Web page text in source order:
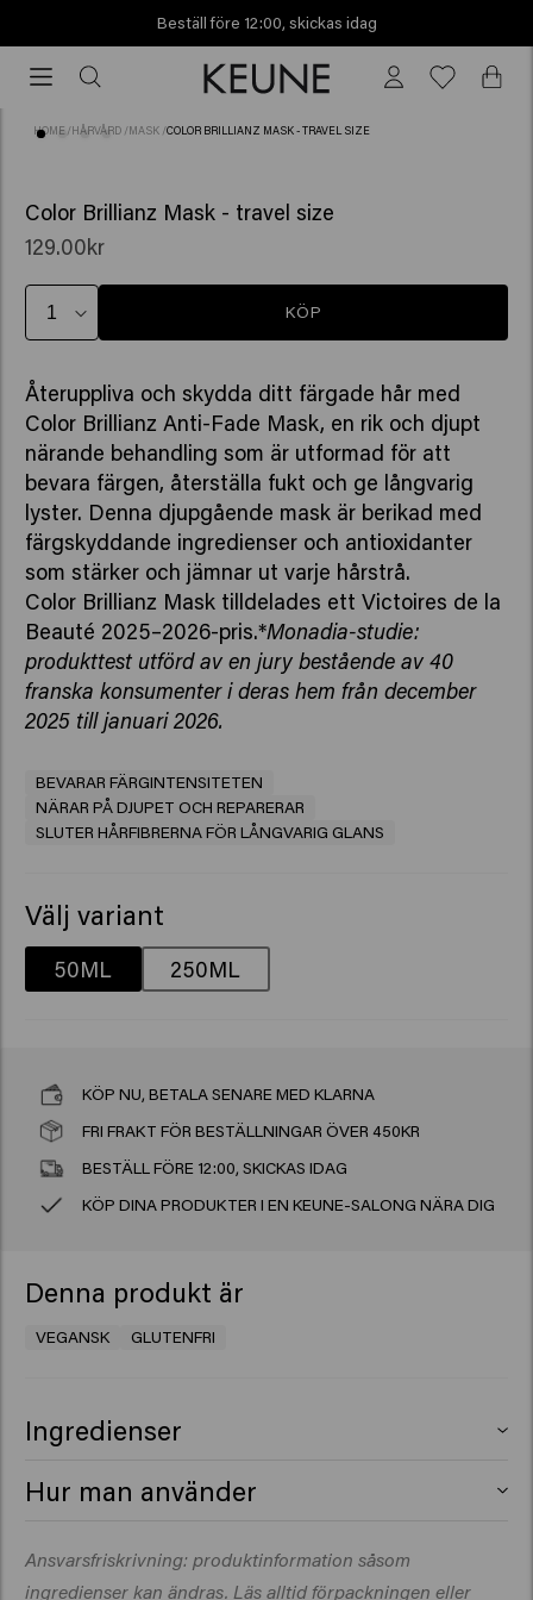
Beställ före 12:00, skickas idag
före
12:00,
HOME /HÅRVÅRD /MASK /COLOR BRILLIANZ MASK - TRAVEL SIZE
Color Brillianz Mask - travel size
129.00kr
KÖP
Återuppliva och skydda ditt färgade hår med
Color Brillianz Anti-Fade Mask, en rik och djupt
närande behandling som är utformad för att
bevara färgen, återställa fukt och ge långvarig
lyster. Denna djupgående mask är berikad med
färgskyddande ingredienser och antioxidanter
som stärker och jämnar ut varje hårstrå.
Color Brillianz Mask tilldelades ett Victoires de la
Beauté 2025–2026-pris.*Monadia-studie:
produkttest utförd av en jury bestående av 40
franska konsumenter i deras hem från december
2025 till januari 2026.
BEVARAR FÄRGINTENSITETEN
NÄRAR PÅ DJUPET OCH REPARERAR
SLUTER HÅRFIBRERNA FÖR LÅNGVARIG GLANS
Välj variant
50ML 250ML
KÖP NU, BETALA SENARE MED KLARNA
FRI FRAKT FÖR BESTÄLLNINGAR ÖVER 450KR
BESTÄLL FÖRE 12:00, SKICKAS IDAG
KÖP DINA PRODUKTER I EN KEUNE-SALONG NÄRA DIG
Denna produkt är
VEGANSK GLUTENFRI
Ingredienser
Chloride, Glycerin, Isopropyl Myristate, Propylene
Quaternium-87, Amodimethicone, Citric Acid, Isopropyl
Alcohol, Parfum (Fragrance), Silicone Quaternium-22,
Hur man använder
produkten och låt verka i 3–5 minuter. Du kan även linda
in håret i en varm handduk. Skölj ur noggrant och torka
Ansvarsfriskrivning: produktinformation såsom
ingredienser kan ändras. Läs alltid förpackningen eller